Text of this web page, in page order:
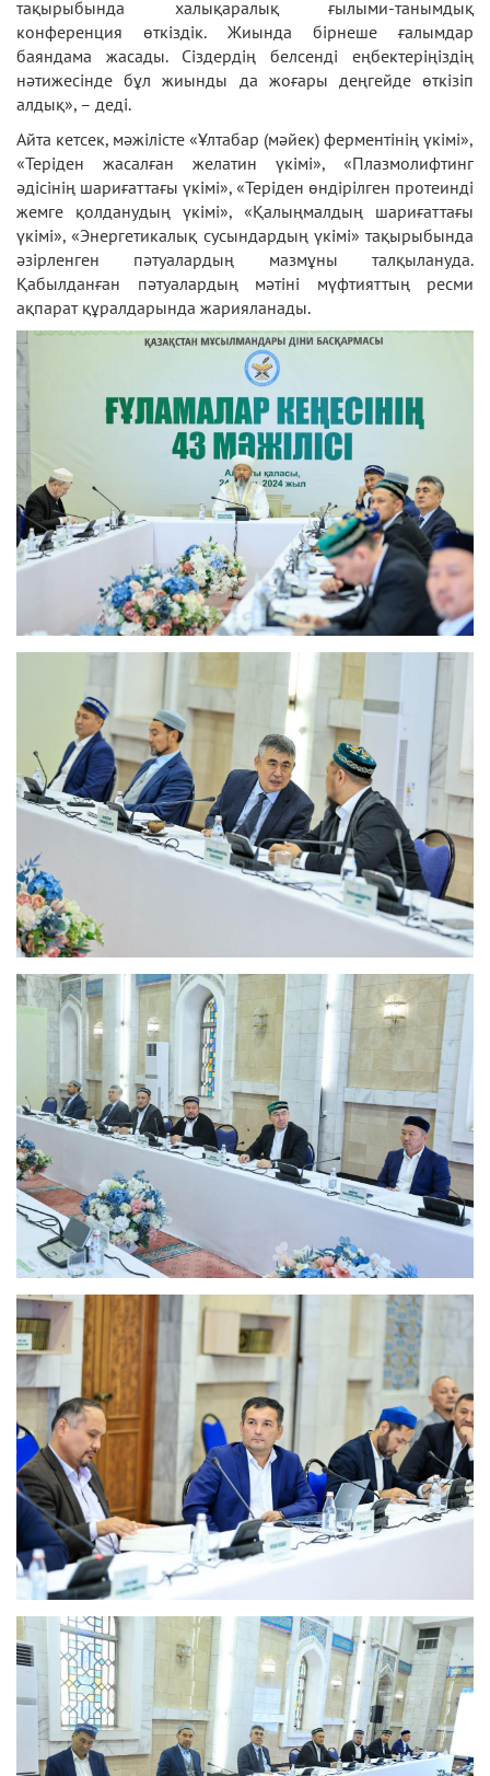
тақырыбында халықаралық ғылыми-танымдық
конференция өткіздік. Жиында бірнеше ғалымдар
баяндама жасады. Сіздердің белсенді еңбектеріңіздің
нәтижесінде бұл жиынды да жоғары деңгейде өткізіп
алдық», – деді.
Айта кетсек, мәжілісте «Ұлтабар (мәйек) ферментінің үкімі»,
«Теріден жасалған желатин үкімі», «Плазмолифтинг
әдісінің шариғаттағы үкімі», «Теріден өндірілген протеинді
жемге қолданудың үкімі», «Қалыңмалдың шариғаттағы
үкімі», «Энергетикалық сусындардың үкімі» тақырыбында
әзірленген пәтуалардың мазмұны талқылануда.
Қабылданған пәтуалардың мәтіні мүфтияттың ресми
ақпарат құралдарында жарияланады.